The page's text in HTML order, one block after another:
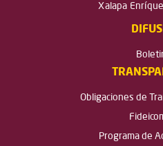
Xalapa
Obligaciones de
Programa de